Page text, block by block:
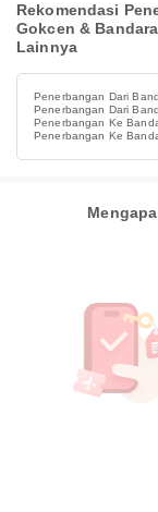
Rekomendasi
Gokcen &
Lainnya
Penerbangan Dari
Penerbangan Dari
Penerbangan Ke
Penerbangan Ke